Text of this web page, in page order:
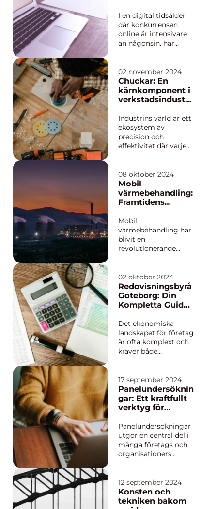
I en digital tidsålder
där konkurrensen
online är intensivare
än någonsin, har
kritisk för företag i
alla storlekar. En SEO-
byrå kan vara nyckeln
till att inte b...
02 november 2024
Chuckar: En
kärnkomponent i
verkstadsindustri
Industrins värld är ett
ekosystem av
precision och
effektivitet där varje
tillverkningsprocesse
n. Bland dessa
komponenter finner vi
chuckar;en kategori
oumbärliga inom
områ...
08 oktober 2024
Mobil
värmebehandling:
Framtidens
industriellt
underhåll
Mobil
värmebehandling har
blivit en
revolutionerande
underhållet och
reparationer. Detta
förfarande innebär att
man använder
utrustningssystem för
att leverera
kontrollerad uppv...
02 oktober 2024
Redovisningsbyrå
Göteborg: Din
Kompletta Guide
Ekonomitjänster
Det ekonomiska
landskapet för företag
är ofta komplext och
kräver både
navigera. För företag
placerade i Göteborg
kan en
redovisningsbyrå
17 september 2024
Panelundersöknin
gar: Ett kraftfullt
verktyg för
analyser
Panelundersökningar
utgör en central del i
många företags och
organisationers
Genom tillförlitlig
datainsamling från en
noggrant utvald och
12 september 2024
Konsten och
tekniken bakom